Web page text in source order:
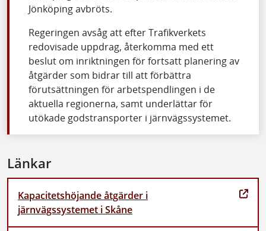
Jönköping avbröts.
Regeringen avsåg att efter Trafikverkets
redovisade uppdrag, återkomma med ett
beslut om inriktningen för fortsatt planering av
åtgärder som bidrar till att förbättra
förutsättningen för arbetspendlingen i de
aktuella regionerna, samt underlättar för
utökade godstransporter i järnvägssystemet.
Länkar
Kapacitetshöjande åtgärder i
järnvägssystemet i Skåne